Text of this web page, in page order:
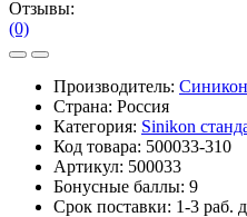
Отзывы:
(0)
Производитель: Синикон
Страна: Россия
Категория: Sinikon
Код товара: 500033-310
Артикул: 500033
Бонусные баллы: 9
Срок поставки: 1-3 раб.